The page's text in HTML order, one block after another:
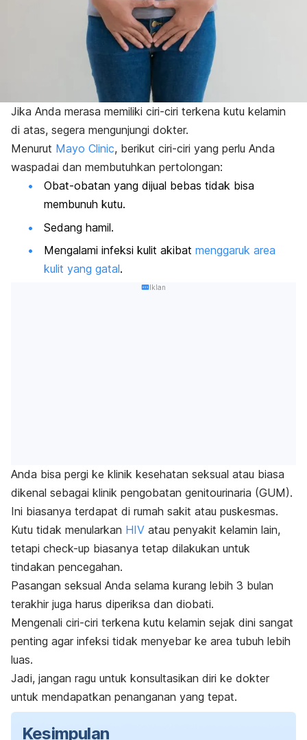
Jika Anda merasa memiliki ciri-ciri terkena kutu kelamin
di atas, segera mengunjungi dokter.
Menurut Mayo Clinic, berikut ciri-ciri yang perlu Anda
waspadai dan membutuhkan pertolongan:
Obat-obatan yang dijual bebas tidak bisa
membunuh kutu.
Sedang hamil.
Mengalami infeksi kulit akibat menggaruk area
kulit yang gatal.
Iklan
Anda bisa pergi ke klinik kesehatan seksual atau biasa
dikenal sebagai klinik pengobatan genitourinaria (GUM).
Ini biasanya terdapat di rumah sakit atau puskesmas.
Kutu tidak menularkan HIV atau penyakit kelamin lain,
tetapi check-up biasanya tetap dilakukan untuk
tindakan pencegahan.
Pasangan seksual Anda selama kurang lebih 3 bulan
terakhir juga harus diperiksa dan diobati.
Mengenali ciri-ciri terkena kutu kelamin sejak dini sangat
penting agar infeksi tidak menyebar ke area tubuh lebih
luas.
Jadi, jangan ragu untuk konsultasikan diri ke dokter
untuk mendapatkan penanganan yang tepat.
Kesimpulan